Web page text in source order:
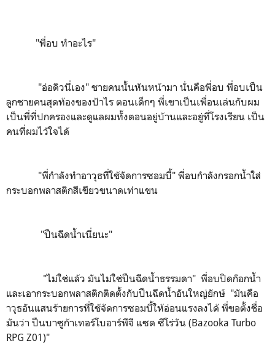
"พี่อบ ทำอะไร"
"อ่อดิวนี่เอง" ชายคนนั้นหันหน้ามา นั่นคือพี่อบ พี่อบเป็น
ลูกชายคนสุดท้องของป้าไร ตอนเด็กๆ พี่เขาเป็นเพื่อนเล่นกับผม
เป็นพี่ที่ปกครองและดูแลผมทั้งตอนอยู่บ้านและอยู่ที่โรงเรียน เป็น
คนที่ผมไว้ใจได้
"พี่กำลังทำอาวุธที่ใช้จัดการซอมบี้" พี่อบกำลังกรอกน้ำใส่
กระบอกพลาสติกสีเขียวขนาดเท่าแขน
"ปืนฉีดน้ำเนี่ยนะ"
"ไม่ใช่แล้ว มันไม่ใช่ปืนฉีดน้ำธรรมดา" พี่อบปิดก๊อกน้ำ
และเอากระบอกพลาสติกติดตั้งกับปืนฉีดน้ำอันใหญ่ยักษ์ "มันคือ
าวุธอันแสนร้ายการที่ใช้จัดการซอมบี้ให้อ่อนแรงลงได้ พี่ขอตั้งชื่อ
มันว่า ปืนบาซูก้าเทอร์โบอาร์พีจี แซด ซีโร่วัน (Bazooka Turbo
RPG Z01)"